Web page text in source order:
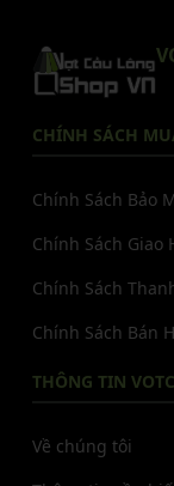
CHÍNH SÁCH
Chính Sách Bảo
Chính Sách Giao
Chính Sách
Chính Sách Bán
THÔNG TIN
Về chúng tôi